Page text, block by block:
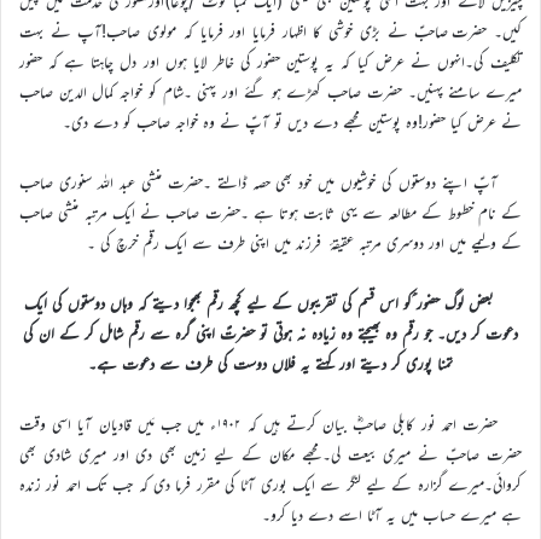
کیں۔ حضرت صاحبؑ نے بڑی خوشی کا اظہار فرمایا اور فرمایا کہ مولوی صاحب!آپ نے بہت
تکلیف کی۔انہوں نے عرض کیا کہ یہ پوستین حضور کی خاطر لایا ہوں اور دل چاہتا ہے کہ حضور
میرے سامنے پہنیں۔ حضرت صاحب کھڑے ہو گئے اور پہنی ۔شام کو خواجہ کمال الدین صاحب
نے عرض کیا حضور!وہ پوستین مجھے دے دیں تو آپؑ نے وہ خواجہ صاحب کو دے دی۔
آپؑ اپنے دوستوں کی خوشیوں میں خود بھی حصہ ڈالتے ۔حضرت منشی عبد اللہ سنوری صاحب
کے نام خطوط کے مطالعہ سے یہی ثابت ہوتا ہے ۔حضرت صاحب نے ایک مرتبہ منشی صاحب
کے ولیمے میں اور دوسری مرتبہ عقیقۂ فرزند میں اپنی طرف سے ایک رقم خرچ کی ۔
بعض لوگ حضور ؑکو اس قسم کی تقریبوں کے لیے کچھ رقم بھجوا دیتے کہ وہاں دوستوں کی ایک
دعوت کر دیں۔ جو رقم وہ بھیجتے وہ زیادہ نہ ہوتی تو حضرتؑ اپنی گرہ سے رقم شامل کر کے ان کی
تمنا پوری کر دیتے اور کہتے یہ فلاں دوست کی طرف سے دعوت ہے۔
حضرت احمد نور کابلی صاحبؓ بیان کرتے ہیں کہ ۱۹۰۲ء میں جب مَیں قادیان آیا اسی وقت
حضرت صاحبؑ نے میری بیعت لی۔مجھے مکان کے لیے زمین بھی دی اور میری شادی بھی
کروائی۔میرے گزارہ کے لیے لنگر سے ایک بوری آٹا کی مقرر فرما دی کہ جب تک احمد نور زندہ
ہے میرے حساب میں یہ آٹا اسے دے دیا کرو۔